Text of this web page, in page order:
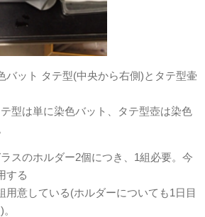
バット タテ型(中央から右側)とタテ型壷
型は単に染色バット、タテ型壺は染色
スのホルダー2個につき、1組必要。今
する
用意している(ホルダーについても1日目